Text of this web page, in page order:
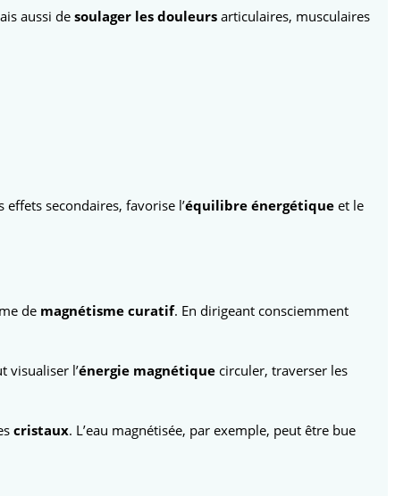
aussi de soulager les douleurs articulaires, musculaires
effets secondaires, favorise l’équilibre énergétique et le
de magnétisme curatif. En dirigeant consciemment
visualiser l’énergie magnétique circuler, traverser les
cristaux. L’eau magnétisée, par exemple, peut être bue